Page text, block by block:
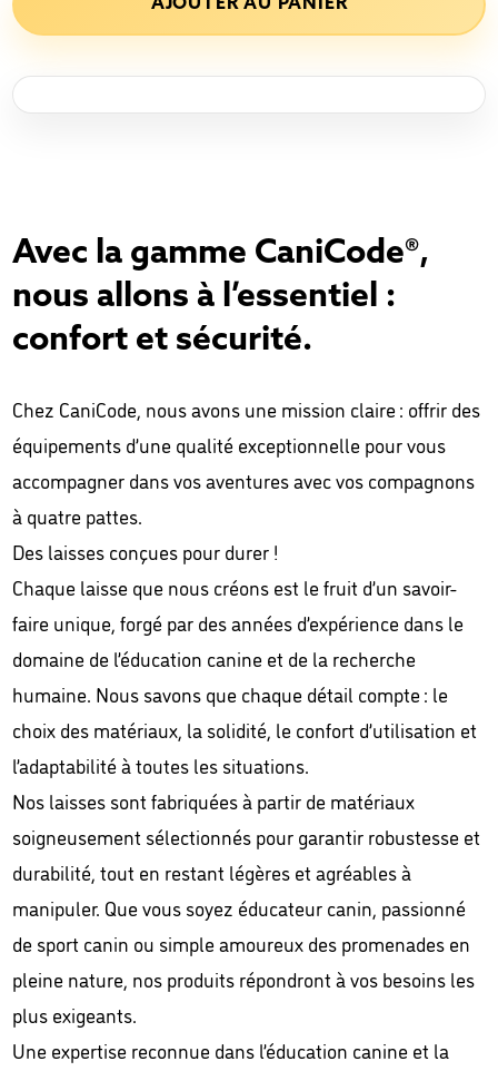
AJOUTER AU PANIER
Avec la gamme CaniCode®,
nous allons à l’essentiel :
confort et sécurité.
Chez CaniCode, nous avons une mission claire : offrir des
équipements d’une qualité exceptionnelle pour vous
accompagner dans vos aventures avec vos compagnons
à quatre pattes.
Des laisses conçues pour durer !
Chaque laisse que nous créons est le fruit d’un savoir-
faire unique, forgé par des années d’expérience dans le
domaine de l’éducation canine et de la recherche
humaine. Nous savons que chaque détail compte : le
choix des matériaux, la solidité, le confort d’utilisation et
l’adaptabilité à toutes les situations.
Nos laisses sont fabriquées à partir de matériaux
soigneusement sélectionnés pour garantir robustesse et
durabilité, tout en restant légères et agréables à
manipuler. Que vous soyez éducateur canin, passionné
de sport canin ou simple amoureux des promenades en
pleine nature, nos produits répondront à vos besoins les
plus exigeants.
Une expertise reconnue dans l’éducation canine et la